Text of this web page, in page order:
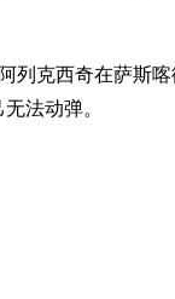
列克西奇在萨斯
法动弹。